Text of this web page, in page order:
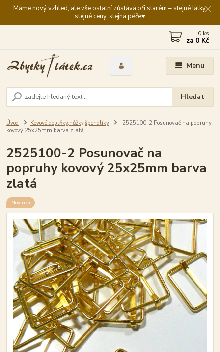
Máme nový vzhled, ale vše ostatní zůstává při starém – stejné látky,
stejné ceny, stejná péče♥️
Menu
Hledat
0 ks
za 0 Kč
Úvod Kovové doplňky,nůžky,špendlíky
2525100-2 Posunovač na popruhy
kovový 25x25mm barva zlatá
2525100-2 Posunovač na
popruhy kovový 25x25mm barva
zlatá
Novinka